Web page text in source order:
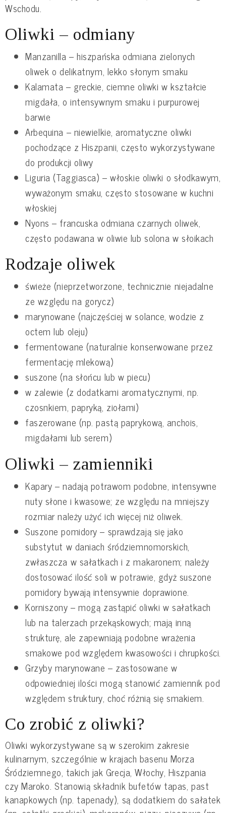
Wschodu.
Oliwki – odmiany
Manzanilla – hiszpańska odmiana zielonych
oliwek o delikatnym, lekko słonym smaku
Kalamata – greckie, ciemne oliwki w kształcie
migdała, o intensywnym smaku i purpurowej
barwie
Arbequina – niewielkie, aromatyczne oliwki
pochodzące z Hiszpanii, często wykorzystywane
do produkcji oliwy
Liguria (Taggiasca) – włoskie oliwki o słodkawym,
wyważonym smaku, często stosowane w kuchni
włoskiej
Nyons – francuska odmiana czarnych oliwek,
często podawana w oliwie lub solona w słoikach
Rodzaje oliwek
świeże (nieprzetworzone, technicznie niejadalne
ze względu na gorycz)
marynowane (najczęściej w solance, wodzie z
octem lub oleju)
fermentowane (naturalnie konserwowane przez
fermentację mlekową)
suszone (na słońcu lub w piecu)
w zalewie (z dodatkami aromatycznymi, np.
czosnkiem, papryką, ziołami)
faszerowane (np. pastą paprykową, anchois,
migdałami lub serem)
Oliwki – zamienniki
Kapary – nadają potrawom podobne, intensywne
nuty słone i kwasowe; ze względu na mniejszy
rozmiar należy użyć ich więcej niż oliwek.
Suszone pomidory – sprawdzają się jako
substytut w daniach śródziemnomorskich,
zwłaszcza w sałatkach i z makaronem; należy
dostosować ilość soli w potrawie, gdyż suszone
pomidory bywają intensywnie doprawione.
Korniszony – mogą zastąpić oliwki w sałatkach
lub na talerzach przekąskowych; mają inną
strukturę, ale zapewniają podobne wrażenia
smakowe pod względem kwasowości i chrupkości.
Grzyby marynowane – zastosowane w
odpowiedniej ilości mogą stanowić zamiennik pod
względem struktury, choć różnią się smakiem.
Co zrobić z oliwki?
Oliwki wykorzystywane są w szerokim zakresie
kulinarnym, szczególnie w krajach basenu Morza
Śródziemnego, takich jak Grecja, Włochy, Hiszpania
czy Maroko. Stanowią składnik bufetów tapas, past
kanapkowych (np. tapenady), są dodatkiem do sałatek